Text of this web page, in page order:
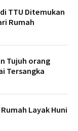
TTU Ditemukan
Rumah
Tujuh orang
Tersangka
Layak Huni